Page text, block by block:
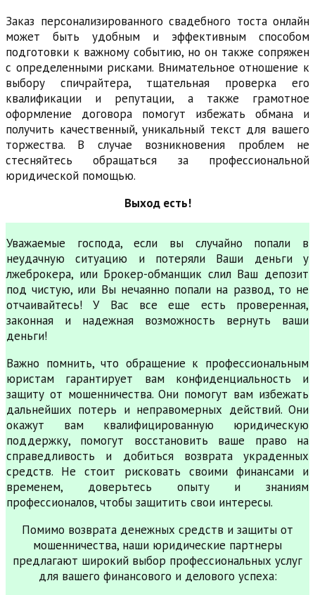
Заказ персонализированного свадебного тоста онлайн
может быть удобным и эффективным способом
подготовки к важному событию, но он также сопряжен
с определенными рисками. Внимательное отношение к
выбору спичрайтера, тщательная проверка его
квалификации и репутации, а также грамотное
оформление договора помогут избежать обмана и
получить качественный, уникальный текст для вашего
торжества. В случае возникновения проблем не
стесняйтесь обращаться за профессиональной
юридической помощью.
Выход есть!
Уважаемые господа, если вы случайно попали в
неудачную ситуацию и потеряли Ваши деньги у
лжеброкера, или Брокер-обманщик слил Ваш депозит
под чистую, или Вы нечаянно попали на развод, то не
отчаивайтесь! У Вас все еще есть проверенная,
законная и надежная возможность вернуть ваши
деньги!
Важно помнить, что обращение к профессиональным
юристам гарантирует вам конфиденциальность и
защиту от мошенничества. Они помогут вам избежать
дальнейших потерь и неправомерных действий. Они
окажут вам квалифицированную юридическую
поддержку, помогут восстановить ваше право на
справедливость и добиться возврата украденных
средств. Не стоит рисковать своими финансами и
временем, доверьтесь опыту и знаниям
профессионалов, чтобы защитить свои интересы.
Помимо возврата денежных средств и защиты от
мошенничества, наши юридические партнеры
предлагают широкий выбор профессиональных услуг
для вашего финансового и делового успеха: